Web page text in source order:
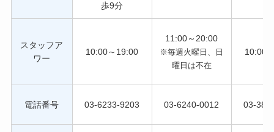
歩9分
スタッフア
ワー
10:00～19:00
11:00～20:00
※毎週火曜日、日
曜日は不在
10:00
電話番号 03-6233-9203 03-6240-0012 03-